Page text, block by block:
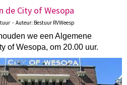
de City of Wesopa
- Auteur: Bestuur RVWeesp
we een Algemene
ofWesopa, om 20.00 uur.